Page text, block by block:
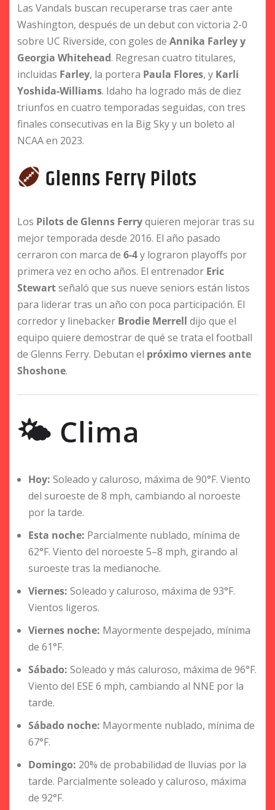
Las Vandals buscan recuperarse tras caer ante
Washington, después de un debut con victoria 2-0
sobre UC Riverside, con goles de Annika Farley y
Georgia Whitehead. Regresan cuatro titulares,
incluidas Farley, la portera Paula Flores, y Karli
Yoshida-Williams. Idaho ha logrado más de diez
triunfos en cuatro temporadas seguidas, con tres
finales consecutivas en la Big Sky y un boleto al
NCAA en 2023.
Glenns Ferry Pilots
Los Pilots de Glenns Ferryquieren mejorar tras su
mejor temporada desde 2016. El año pasado
cerraron con marca de 6-4y lograron playoffs por
primera vez en ocho años. El entrenador Eric
Stewartseñaló que sus nueve seniors están listos
para liderar tras un año con poca participación. El
corredor y linebacker Brodie Merrell dijo que el
equipo quiere demostrar de qué se trata el football
de Glenns Ferry. Debutan el próximo viernes ante
Shoshone.
🌤 Clima
Hoy: Soleado y caluroso, máxima de 90°F. Viento
del suroeste de 8 mph, cambiando al noroeste
por la tarde.
Esta noche: Parcialmente nublado, mínima de
62°F. Viento del noroeste 5–8 mph, girando al
suroeste tras la medianoche.
Viernes: Soleado y caluroso, máxima de 93°F.
Vientos ligeros.
Viernes noche: Mayormente despejado, mínima
de 61°F.
Sábado: Soleado y más caluroso, máxima de 96°F.
Viento del ESE 6 mph, cambiando al NNE por la
tarde.
Sábado noche: Mayormente nublado, mínima de
67°F.
Domingo: 20% de probabilidad de lluvias por la
tarde. Parcialmente soleado y caluroso, máxima
de 92°F.